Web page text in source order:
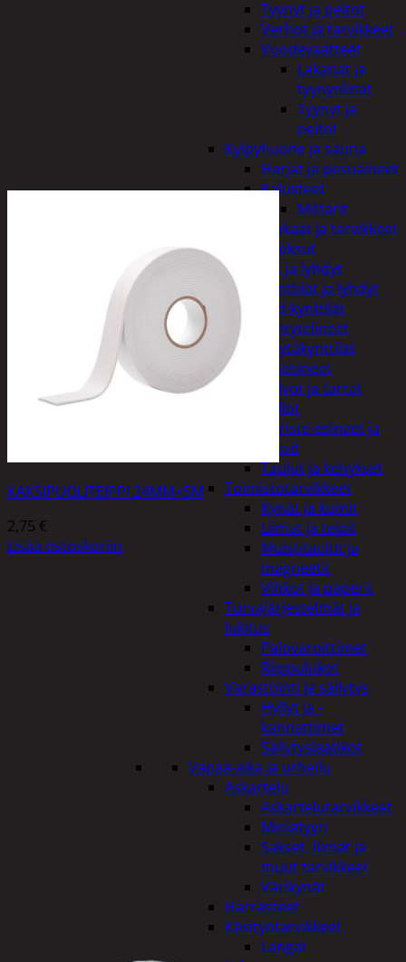
Tyynyt ja peitot
Verhot ja tarvikkeet
Vuodevaatteet
Lakanat ja
tyynynlinat
Tyynyt ja
peitot
Kylpyhuone ja sauna
Harjat ja pesuaineet
Kalusteet
Mittarit
Kiukaat ja tarvikkeet
Tuoksut
Kynttilät ja lyhdyt
Kynttilät ja lyhdyt
Led-kynttilät
Lyhtytelineet
Pöytäkynttilät
Sisustusesineet
Kalvot ja tarrat
Kellot
Koriste-esineet ja
kasvit
Taulut ja kehykset
Toimistotarvikkeet
Kynät ja kumit
Liimat ja teipit
Muistitaulut ja
magneetit
Vihkot ja paperit
Turvajärjestelmät ja
lukitus
Palovaroittimet
Riippulukot
Varastointi ja säilytys
Hyllyt ja -
kannattimet
Säilytyslaatikot
Vapaa-aika ja urheilu
Askartelu
Askartelutarvikkeet
Miniatyyri
Sakset, liimat ja
muut tarvikkeet
Värikynät
Harrasteet
Käsityötarvikkeet
Langat
KAKSIPUOLITEIPPI 24MM×5M
2,75 €
Lisää ostoskoriin